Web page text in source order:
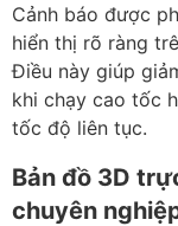
Cảnh báo được
hiển thị rõ ràng
Điều này giúp
khi chạy cao tốc
tốc độ liên tục.
Bản đồ 3D
chuyên